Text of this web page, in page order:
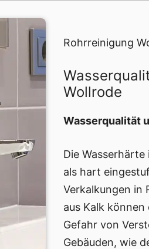
Rohrreinigung
Wollrode
Wasserqualität
Die
als hart
Verkalkungen in
aus Kalk
Gefahr von
Gebäuden, wie